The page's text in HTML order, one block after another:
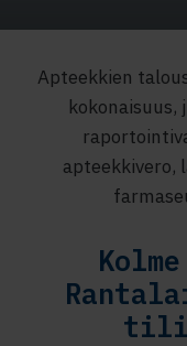
Apteekkien
kokonaisuus,
apteekkivero,